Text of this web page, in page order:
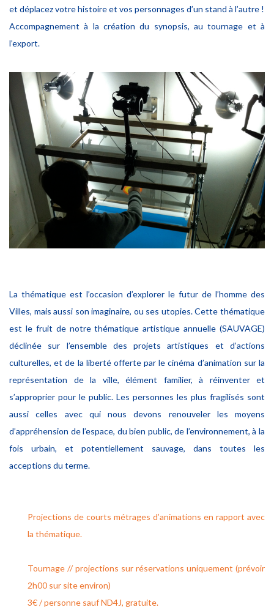
et déplacez votre histoire et vos personnages d’un stand à l’autre !
Accompagnement à la création du synopsis, au tournage et à
l’export.
La thématique est l’occasion d’explorer le futur de l’homme des
Villes, mais aussi son imaginaire, ou ses utopies. Cette thématique
est le fruit de notre thématique artistique annuelle (SAUVAGE)
déclinée sur l’ensemble des projets artistiques et d’actions
culturelles, et de la liberté offerte par le cinéma d’animation sur la
représentation de la ville, élément familier, à réinventer et
s’approprier pour le public. Les personnes les plus fragilisés sont
aussi celles avec qui nous devons renouveler les moyens
d’appréhension de l’espace, du bien public, de l’environnement, à la
fois urbain, et potentiellement sauvage, dans toutes les
acceptions du terme.
Projections de courts métrages d’animations en rapport avec
la thématique.
Tournage // projections sur réservations uniquement (prévoir
2h00 sur site environ)
3€ / personne sauf ND4J, gratuite.